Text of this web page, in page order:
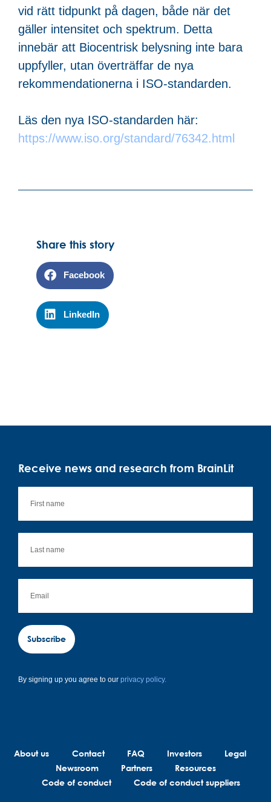
vid rätt tidpunkt på dagen, både när det
gäller intensitet och spektrum. Detta
innebär att Biocentrisk belysning inte bara
uppfyller, utan överträffar de nya
rekommendationerna i ISO-standarden.
Läs den nya ISO-standarden här:
https://www.iso.org/standard/76342.html
Share this story
Facebook
LinkedIn
Receive news and research from BrainLit
Subscribe
By signing up you agree to our privacy policy.
About us Contact FAQ Investors
Legal
Newsroom
Partners
Resources
Code of conduct
Code of conduct suppliers